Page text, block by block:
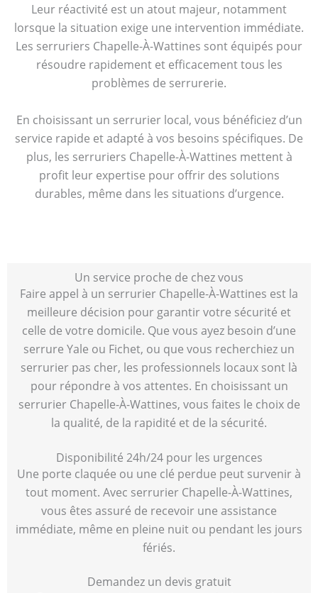
Leur réactivité est un atout majeur, notamment
lorsque la situation exige une intervention immédiate.
Les serruriers Chapelle-À-Wattines sont équipés pour
résoudre rapidement et efficacement tous les
problèmes de serrurerie.
En choisissant un serrurier local, vous bénéficiez d’un
service rapide et adapté à vos besoins spécifiques. De
plus, les serruriers Chapelle-À-Wattines mettent à
profit leur expertise pour offrir des solutions
durables, même dans les situations d’urgence.
Un service proche de chez vous
Faire appel à un serrurier Chapelle-À-Wattines est la
meilleure décision pour garantir votre sécurité et
celle de votre domicile. Que vous ayez besoin d’une
serrure Yale ou Fichet, ou que vous recherchiez un
serrurier pas cher, les professionnels locaux sont là
pour répondre à vos attentes. En choisissant un
serrurier Chapelle-À-Wattines, vous faites le choix de
la qualité, de la rapidité et de la sécurité.
Disponibilité 24h/24 pour les urgences
Une porte claquée ou une clé perdue peut survenir à
tout moment. Avec serrurier Chapelle-À-Wattines,
vous êtes assuré de recevoir une assistance
immédiate, même en pleine nuit ou pendant les jours
fériés.
Demandez un devis gratuit